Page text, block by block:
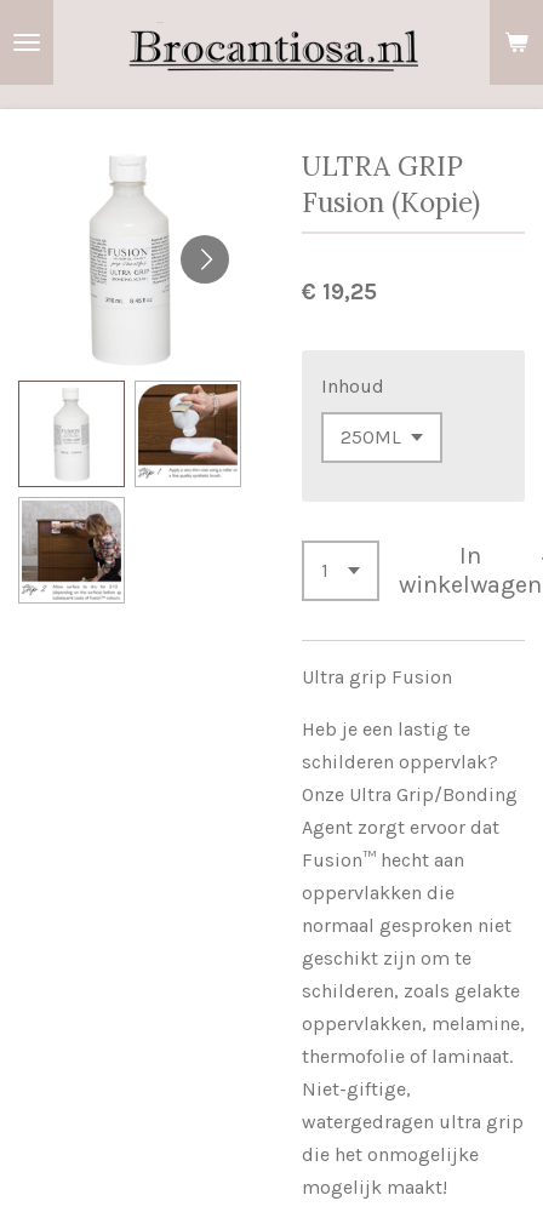
hoofdinhoud
ULTRA GRIP
Fusion (Kopie)
€ 19,25
Inhoud
In
winkelwagen
Ultra grip Fusion
Heb je een lastig te
schilderen oppervlak?
Onze Ultra Grip/Bonding
Agent zorgt ervoor dat
Fusion™ hecht aan
oppervlakken die
normaal gesproken niet
geschikt zijn om te
schilderen, zoals gelakte
oppervlakken, melamine,
thermofolie of laminaat.
Niet-giftige,
watergedragen ultra grip
die het onmogelijke
mogelijk maakt!